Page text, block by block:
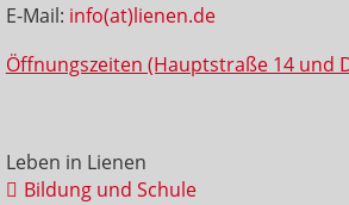
E-Mail: info(at)lienen.de
Öffnungszeiten (Hauptstraße 14 und
Leben in Lienen
Bildung und Schule